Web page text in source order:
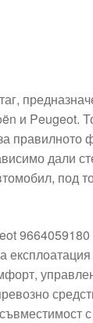
и Peugeot.
правилното
дали
под